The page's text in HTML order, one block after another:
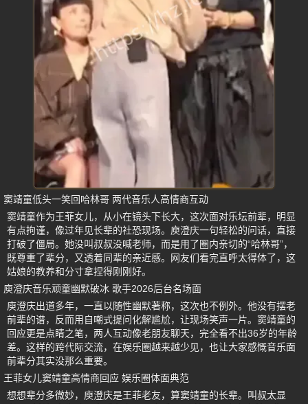
窦靖童低头一笑回哈林哥 两代音乐人高情商互动
窦靖童作为王菲女儿，从小在镜头下长大，这次面对乐坛前辈，明显
有点拘谨，像过年见长辈的社恐现场。庾澄庆一句轻松的问话，直接
打破了僵局。她没叫叔叔没喊老师，而是用了圈内亲切的“哈林哥”，
既尊重了辈分，又透着同辈的亲近感。网友们看完直呼太得体了，这
姑娘的教养和分寸拿捏得刚刚好。
庾澄庆音乐顽童幽默破冰 歌手2026后台名场面
庾澄庆出道多年，一直以随性幽默著称，这次也不例外。他没有摆老
前辈的谱，反而用自嘲式提问化解尴尬，让现场笑声一片。窦靖童的
回应更是点睛之笔，两人互动像老朋友聊天，完全看不出36岁的年龄
差。这样的跨代际交流，在娱乐圈越来越少见，也让大家感慨音乐面
前辈分其实没那么重要。
王菲女儿窦靖童高情商回应 娱乐圈体面典范
想想辈分多微妙，庾澄庆是王菲老友，算窦靖童的长辈。叫叔太显